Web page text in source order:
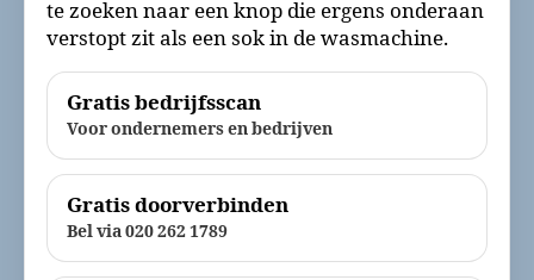
te zoeken naar een knop die ergens onderaan
verstopt zit als een sok in de wasmachine.
Gratis bedrijfsscan
Voor ondernemers en bedrijven
Gratis doorverbinden
Bel via 020 262 1789